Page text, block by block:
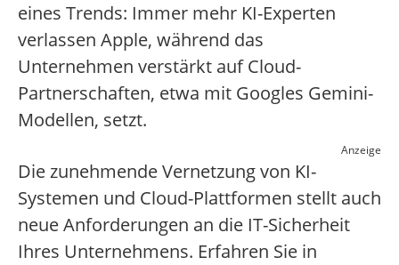
eines Trends: Immer mehr KI-Experten
verlassen Apple, während das
Unternehmen verstärkt auf Cloud-
Partnerschaften, etwa mit Googles Gemini-
Modellen, setzt.
Anzeige
Die zunehmende Vernetzung von KI-
Systemen und Cloud-Plattformen stellt auch
neue Anforderungen an die IT-Sicherheit
Ihres Unternehmens. Erfahren Sie in